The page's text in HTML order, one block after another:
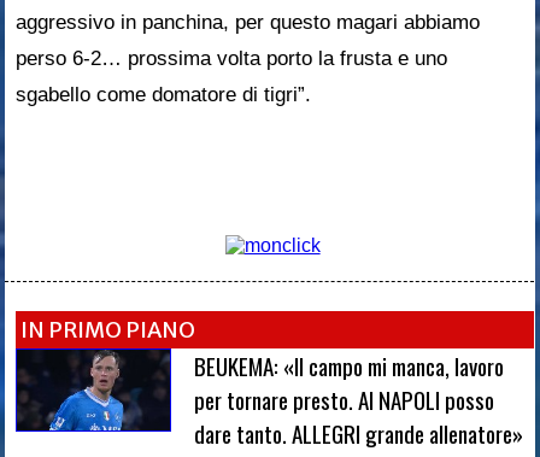
aggressivo in panchina, per questo magari abbiamo
perso 6-2… prossima volta porto la frusta e uno
sgabello come domatore di tigri”.
IN PRIMO PIANO
BEUKEMA: «Il campo mi manca, lavoro
per tornare presto. Al NAPOLI posso
dare tanto. ALLEGRI grande allenatore»